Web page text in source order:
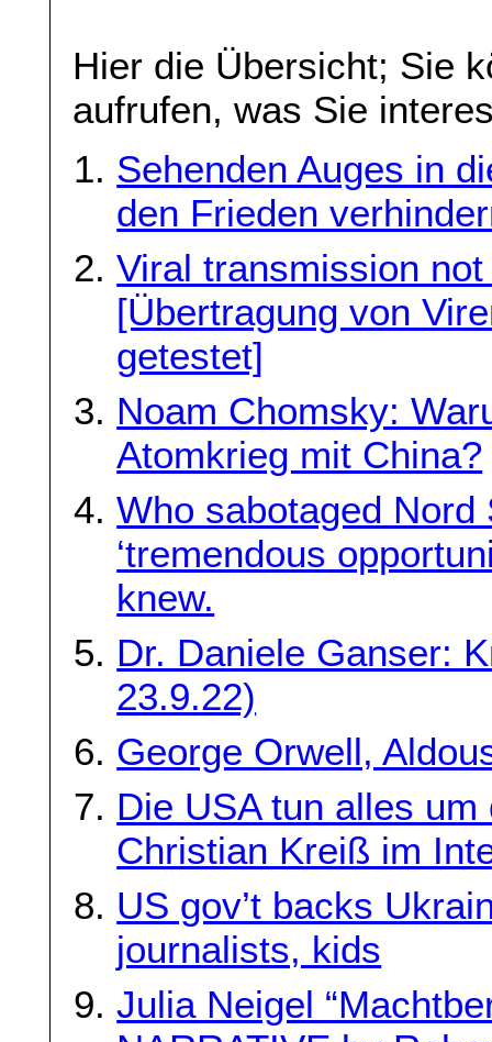
Hier die Übersicht; Sie
aufrufen, was Sie
Sehenden Auges in
den Frieden
Viral transmission
[Übertragung von
getestet]
Noam Chomsky:
Atomkrieg mit China?
Who sabotaged
‘tremendous
knew.
Dr. Daniele Ganser:
23.9.22)
George Orwell,
Die USA tun alles
Christian Kreiß im
US gov’t backs
journalists, kids
Julia Neigel